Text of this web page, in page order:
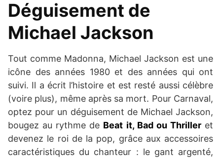
Déguisement de
Michael Jackson
Tout comme Madonna, Michael Jackson est une
icône des années 1980 et des années qui ont
suivi. Il a écrit l’histoire et est resté aussi célèbre
(voire plus), même après sa mort. Pour Carnaval,
optez pour un déguisement de Michael Jackson,
bougez au rythme de Beat it, Bad ou Thrilleret
devenez le roi de la pop, grâce aux accessoires
caractéristiques du chanteur : le gant argenté,